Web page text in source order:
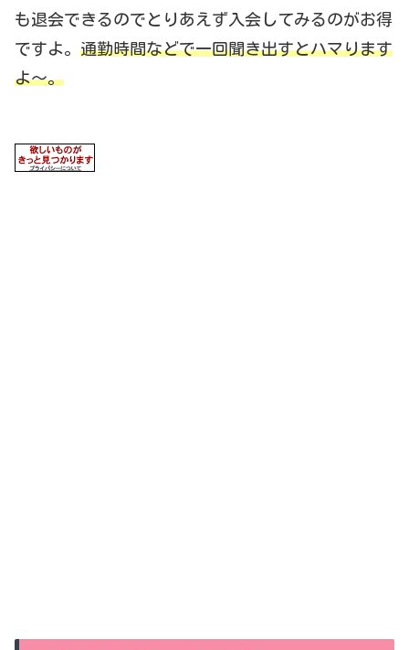
も退会できるのでとりあえず入会してみるのがお得
ですよ。 通勤時間などで一回聞き出すとハマります
よ～。